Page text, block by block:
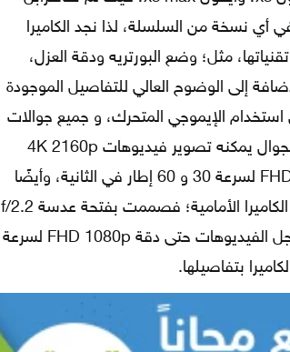
أي نسخة من السلسلة، لذا نجد الكاميرا
مثل؛ وضع البورتريه ودقة العزل،
إلى الوضوح العالي للتفاصيل الموجودة
استخدام الإيموجي المتحرك، و جميع جوالات
آيفون ميزة التثبيت البصري، والتصوير الفيديو؛ الجوال يمكنه تصوير فيديوهات 4K 2160p
لسرعة 24،و30، و60 إطار في الثانية، و FHD 1080p لسرعة 30 و 60 إطار في الثانية، وأيضًا
للتصوير البطيء 120 أو 240 إطار في الثانية، أما الكاميرا الأمامية؛ فصممت بفتحة عدسة f/2.2
وبدقة 7 ميجا بكسل، وتمتلك تقنية HDR، وتسجل الفيديوهات حتى دقة FHD 1080p لسرعة